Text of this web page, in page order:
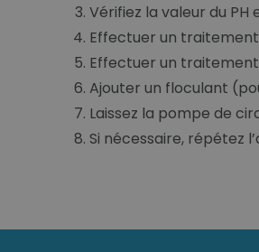
Vérifiez la valeur du PH
Effectuer un traitement
Effectuer un
Ajouter un floculant
Laissez la pompe de
Si nécessaire, répétez